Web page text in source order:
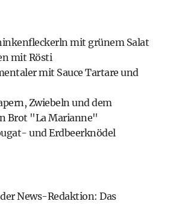
mit grünem Salat
mit Rösti
mit Sauce Tartare und
Zwiebeln und dem
Brot "La Marianne"
und Erdbeerknödel
News-Redaktion: Das